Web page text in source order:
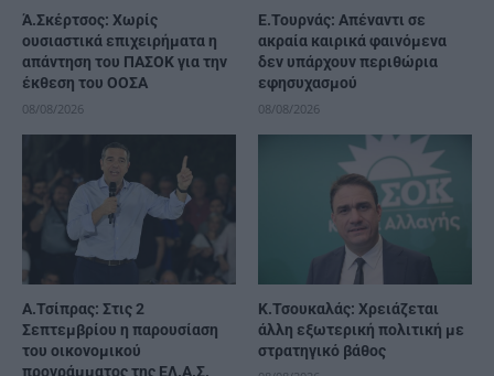
Ά.Σκέρτσος: Χωρίς
ουσιαστικά επιχειρήματα η
απάντηση του ΠΑΣΟΚ για την
έκθεση του ΟΟΣΑ
08/08/2026
Ε.Τουρνάς: Απέναντι σε
ακραία καιρικά φαινόμενα
δεν υπάρχουν περιθώρια
εφησυχασμού
08/08/2026
Α.Τσίπρας: Στις 2
Σεπτεμβρίου η παρουσίαση
του οικονομικού
προγράμματος της ΕΛ.Α.Σ.
Κ.Τσουκαλάς: Xρειάζεται
άλλη εξωτερική πολιτική με
στρατηγικό βάθος